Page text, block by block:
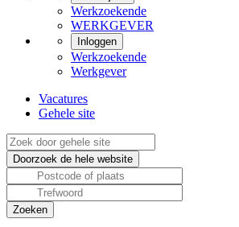
Werkzoekende
WERKGEVER
Inloggen
Werkzoekende
Werkgever
Vacatures
Gehele site